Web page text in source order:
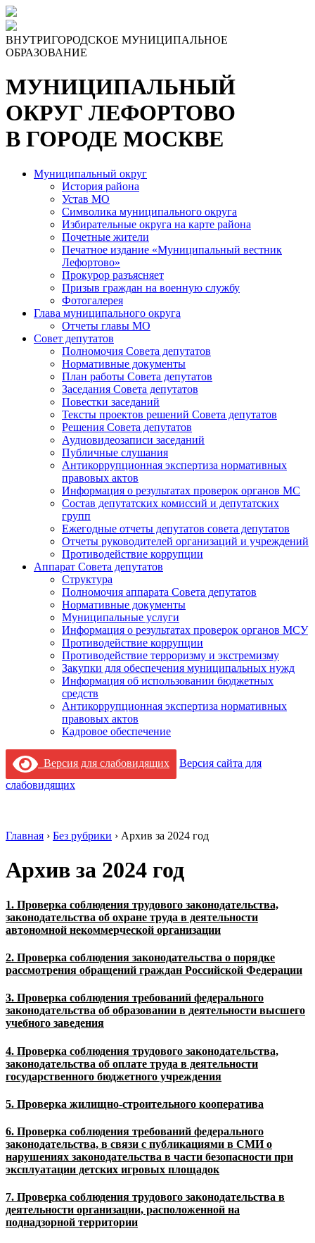
Skip
to
the
content
ВНУТРИГОРОДСКОЕ МУНИЦИПАЛЬНОЕ
ОБРАЗОВАНИЕ
МУНИЦИПАЛЬНЫЙ
ОКРУГ ЛЕФОРТОВО
В ГОРОДЕ МОСКВЕ
Муниципальный округ
История района
Устав МО
Символика муниципального округа
Избирательные округа на карте района
Почетные жители
Печатное издание «Муниципальный вестник
Лефортово»
Прокурор разъясняет
Призыв граждан на военную службу
Фотогалерея
Глава муниципального округа
Отчеты главы МО
Совет депутатов
Полномочия Совета депутатов
Нормативные документы
План работы Совета депутатов
Заседания Cовета депутатов
Повестки заседаний
Тексты проектов решений Совета депутатов
Решения Совета депутатов
Аудиовидеозаписи заседаний
Публичные слушания
Антикоррупционная экспертиза нормативных
правовых актов
Информация о результатах проверок органов МС
Состав депутатских комиссий и депутатских
групп
Ежегодные отчеты депутатов совета депутатов
Отчеты руководителей организаций и учреждений
Противодействие коррупции
Аппарат Совета депутатов
Структура
Полномочия аппарата Совета депутатов
Нормативные документы
Муниципальные услуги
Информация о результатах проверок органов МСУ
Противодействие коррупции
Противодействие терроризму и экстремизму
Закупки для обеспечения муниципальных нужд
Информация об использовании бюджетных
средств
Антикоррупционная экспертиза нормативных
правовых актов
Кадровое обеспечение
Версия для слабовидящих
Версия сайта для
слабовидящих
Главная › Без рубрики › Архив за 2024 год
Архив за 2024 год
1. Проверка соблюдения трудового законодательства,
законодательства об охране труда в деятельности
автономной некоммерческой организации
2. Проверка соблюдения законодательства о порядке
рассмотрения обращений граждан Российской Федерации
3. Проверка соблюдения требований федерального
законодательства об образовании в деятельности высшего
учебного заведения
4. Проверка соблюдения трудового законодательства,
законодательства об оплате труда в деятельности
государственного бюджетного учреждения
5. Проверка жилищно-строительного кооператива
6. Проверка соблюдения требований федерального
законодательства, в связи с публикациями в СМИ о
нарушениях законодательства в части безопасности при
эксплуатации детских игровых площадок
7. Проверка соблюдения трудового законодательства в
деятельности организации, расположенной на
поднадзорной территории